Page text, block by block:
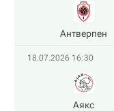
Антверпен
18.07.2026 16:30
Аякс